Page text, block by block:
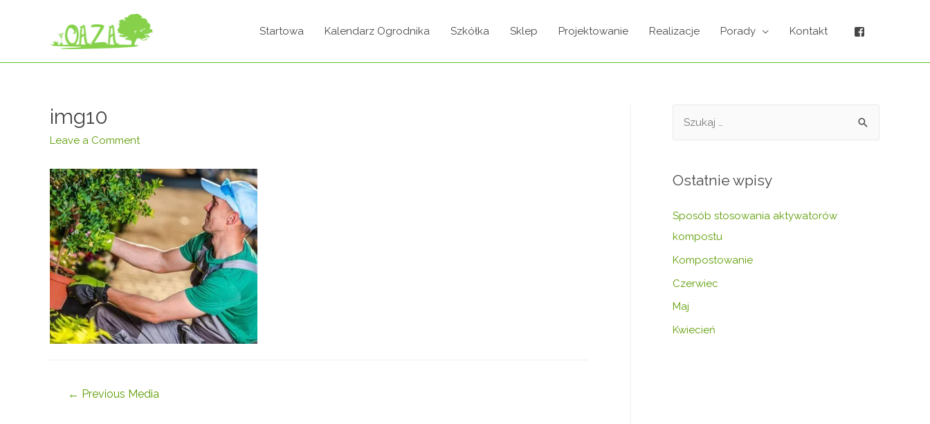
Startowa Kalendarz Ogrodnika Szkółka Sklep Projektowanie Realizacje Porady Kontakt
img10
Leave a Comment
← Previous Media
Ostatnie wpisy
Sposób stosowania aktywatorów
kompostu
Kompostowanie
Czerwiec
Maj
Kwiecień